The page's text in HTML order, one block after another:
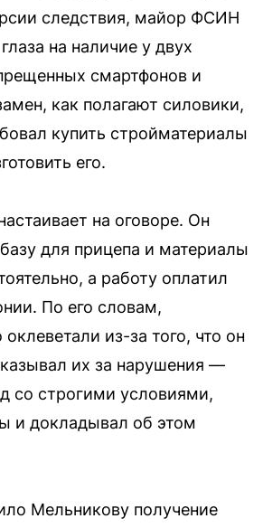
следствия, майор ФСИН
на наличие у двух
смартфонов и
как полагают силовики,
купить стройматериалы
его.
на оговоре. Он
для прицепа и материалы
а работу оплатил
По его словам,
из-за того, что он
их за нарушения —
со строгими условиями,
и докладывал об этом
Мельникову получение